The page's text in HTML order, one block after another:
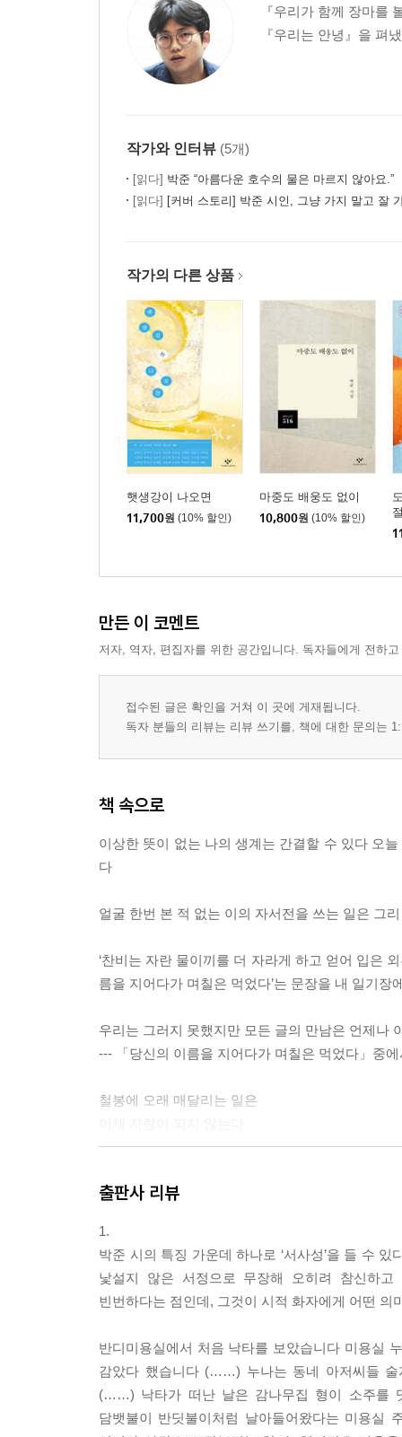
옷보다 못이 많았다
여름에 부르는 이름
3부 흙에 종이를 묻는 놀이
별의 평야
청룡열차
천마총 놀이터
가을이 겨울에게 여름이 봄에게
저녁-금강
문병-남한강
꽃의 계단
눈을 감고
날지 못하는 새는 있어도 울지 못하는 새는 없다
연화석재
2박 3일
잠들지 않는 숲
입속에서 넘어지는 하루
해남으로 보내는 편지
누비 골방
가족의 휴일
유성고시원 화재기
동생
세상 끝 등대 1
세상 끝 등대 2
발문│이번 생의 장례를 미리 지내며 시인은 시를
허수경(시인)
『우리가 함께 장마를
『우리는 안녕』을 펴
작가와 인터뷰 (5개)
[읽다] 박준 “아름다운 호수의 물은 마르지 않아요.”
[읽다] [커버 스토리] 박준 시인, 그냥 가지 말고 잘
작가의 다른 상품
햇생강이 나오면
11,700원 (10% 할인)
마중도 배웅도 없이
10,800원 (10% 할인)
만든 이 코멘트
저자, 역자, 편집자를 위한 공간입니다. 독자들에게 전하
접수된 글은 확인을 거쳐 이 곳에 게재됩니다.
독자 분들의 리뷰는 리뷰 쓰기를, 책에 대한 문의는
책 속으로
이상한 뜻이 없는 나의 생계는 간결할 수 있다 오
다
얼굴 한번 본 적 없는 이의 자서전을 쓰는 일은 그
‘찬비는 자란 물이끼를 더 자라게 하고 얻어 입은
름을 지어다가 며칠은 먹었다’는 문장을 내 일기장
우리는 그러지 못했지만 모든 글의 만남은 언제나
--- 「당신의 이름을 지어다가 며칠은 먹었다」중에
철봉에 오래 매달리는 일은
이제 자랑이 되지 않는다
눈이 작은 일도
눈물이 많은 일도
자랑이 되지 않는다
그 많은 눈물을 흘렸던
당신의 슬픔은 아직 자랑이 될 수 있다
나는 좋지 않은 세상에서
출판사 리뷰
1.
박준 시의 특징 가운데 하나로 ‘서사성’을 들 수
낯설지 않은 서정으로 무장해 오히려 참신하
빈번하다는 점인데, 그것이 시적 화자에게 어떤
반디미용실에서 처음 낙타를 보았습니다 미용실
감았다 했습니다 (……) 누나는 동네 아저씨들 술
(……) 낙타가 떠난 날은 감나무집 형이 소주를
담뱃불이 반딧불이처럼 날아들어왔다는 미용